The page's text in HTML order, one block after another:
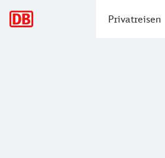
Privatreisen